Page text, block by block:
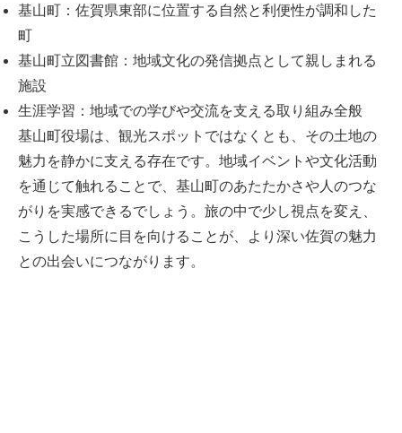
基山町：佐賀県東部に位置する自然と利便性が調和した
町
基山町立図書館：地域文化の発信拠点として親しまれる
施設
生涯学習：地域での学びや交流を支える取り組み全般
基山町役場は、観光スポットではなくとも、その土地の
魅力を静かに支える存在です。地域イベントや文化活動
を通じて触れることで、基山町のあたたかさや人のつな
がりを実感できるでしょう。旅の中で少し視点を変え、
こうした場所に目を向けることが、より深い佐賀の魅力
との出会いにつながります。